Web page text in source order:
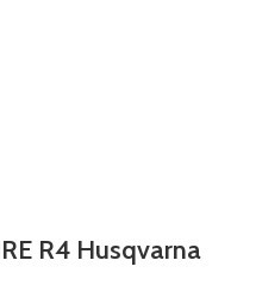
R4 Husqvarna